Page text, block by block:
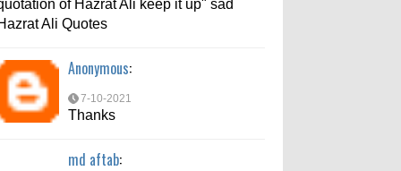
7-10-2021
Thanks
md aftab:
6-6-2021
bahut acche se bataya
of Hazrat Ali keep it up" sad
Ali Quotes
Anonymous:
7-10-2021
Thanks
md aftab: